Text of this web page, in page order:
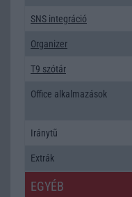
SNS integráció
Organizer
T9 szótár
Office alkalmazások
Iránytũ
Extrák
EGYÉB